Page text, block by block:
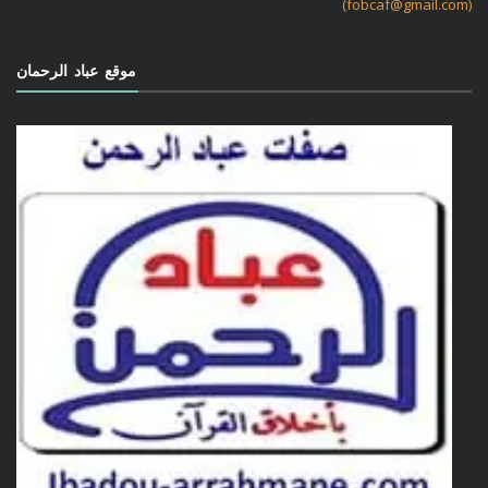
(fobcaf@gmail.com)
موقع عباد الرحمان